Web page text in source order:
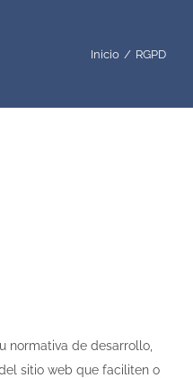
Inicio RGPD
normativa de desarrollo,
sitio web que faciliten o